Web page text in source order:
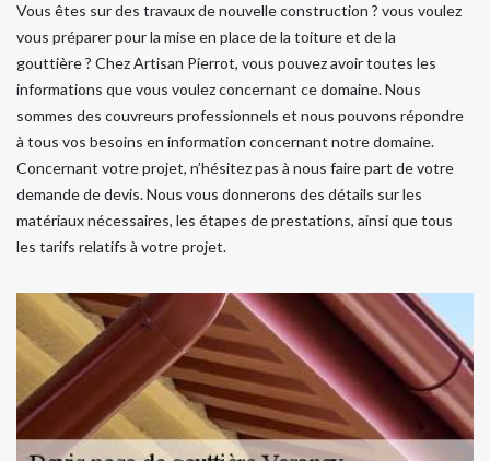
Vous êtes sur des travaux de nouvelle construction ? vous voulez
vous préparer pour la mise en place de la toiture et de la
gouttière ? Chez Artisan Pierrot, vous pouvez avoir toutes les
informations que vous voulez concernant ce domaine. Nous
sommes des couvreurs professionnels et nous pouvons répondre
à tous vos besoins en information concernant notre domaine.
Concernant votre projet, n’hésitez pas à nous faire part de votre
demande de devis. Nous vous donnerons des détails sur les
matériaux nécessaires, les étapes de prestations, ainsi que tous
les tarifs relatifs à votre projet.